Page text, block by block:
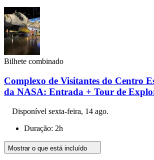
Bilhete combinado
Complexo de Visitantes do Centro
da NASA: Entrada + Tour de
Disponível sexta-feira, 14 ago.
Duração: 2h
Mostrar o que está incluído